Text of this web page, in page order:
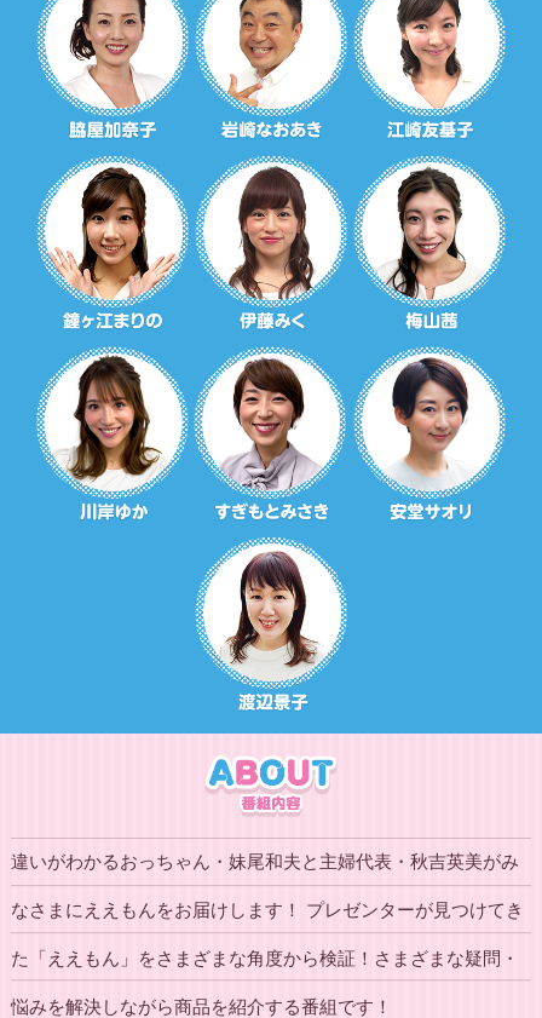
違いがわかるおっちゃん・妹尾和夫と主婦代表・秋吉英美がみ
なさまにええもんをお届けします！ プレゼンターが見つけてき
た「ええもん」をさまざまな角度から検証！さまざまな疑問・
悩みを解決しながら商品を紹介する番組です！